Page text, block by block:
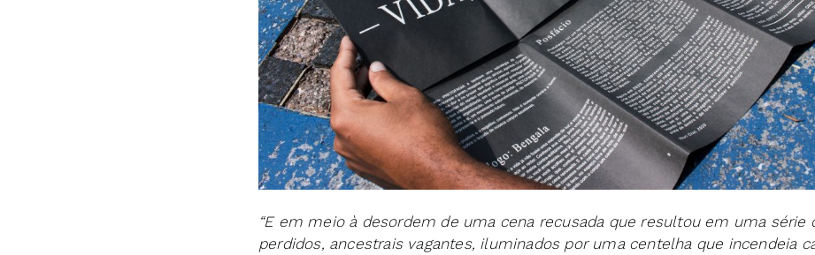
“E em meio à desordem de uma cena recusada que resultou em uma série
perdidos, ancestrais vagantes, iluminados por uma centelha que incendeia